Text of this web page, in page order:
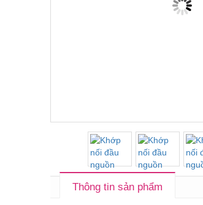
Thông tin sản phẩm